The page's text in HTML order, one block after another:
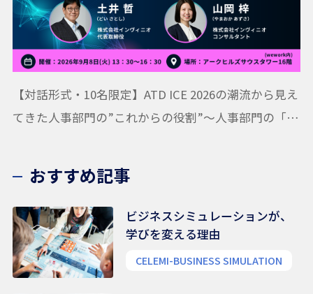
【対話形式・10名限定】ATD ICE 2026の潮流から見え
てきた人事部門の”これからの役割”〜人事部門の「活
おすすめ記事
ビジネスシミュレーションが、
学びを変える理由
CELEMI-BUSINESS SIMULATION